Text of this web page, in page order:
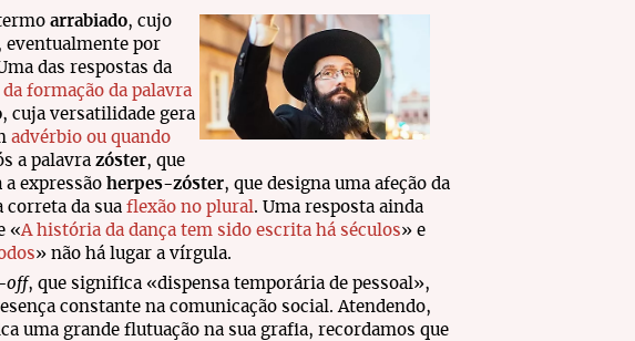
arrabiado, cujo
eventualmente por
das respostas da
formação da palavra
, cuja versatilidade gera
advérbio ou quando
a palavra zóster, que
expressão herpes-zóster, que designa uma afeção da
correta da sua flexão no plural. Uma resposta ainda
«A história da dança tem sido escrita há séculos» e
» não há lugar a vírgula.
off, que significa «dispensa temporária de pessoal»,
constante na comunicação social. Atendendo,
uma grande flutuação na sua grafia, recordamos que